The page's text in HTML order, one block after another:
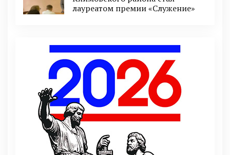
лауреатом премии «Служение»